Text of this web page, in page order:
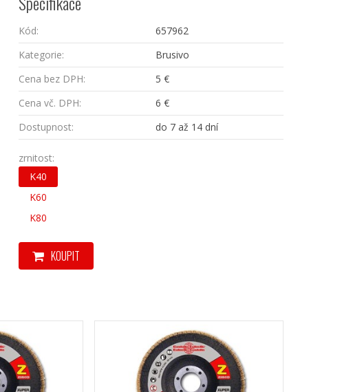
Kód:
657962
Kategorie:
Brusivo
Cena bez DPH:
5 €
Cena vč. DPH:
6 €
Dostupnost:
do 7 až 14 dní
zrnitost:
K40
K60
K80
KOUPIT